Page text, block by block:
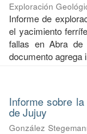
Exploración
Informe de
el yacimiento
fallas en Abra
documento agrega
Informe sobre
de Jujuy
González